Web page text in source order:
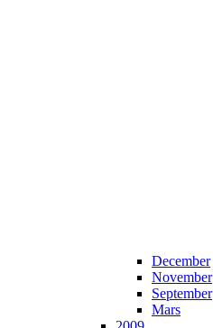
December
November
September
Mars